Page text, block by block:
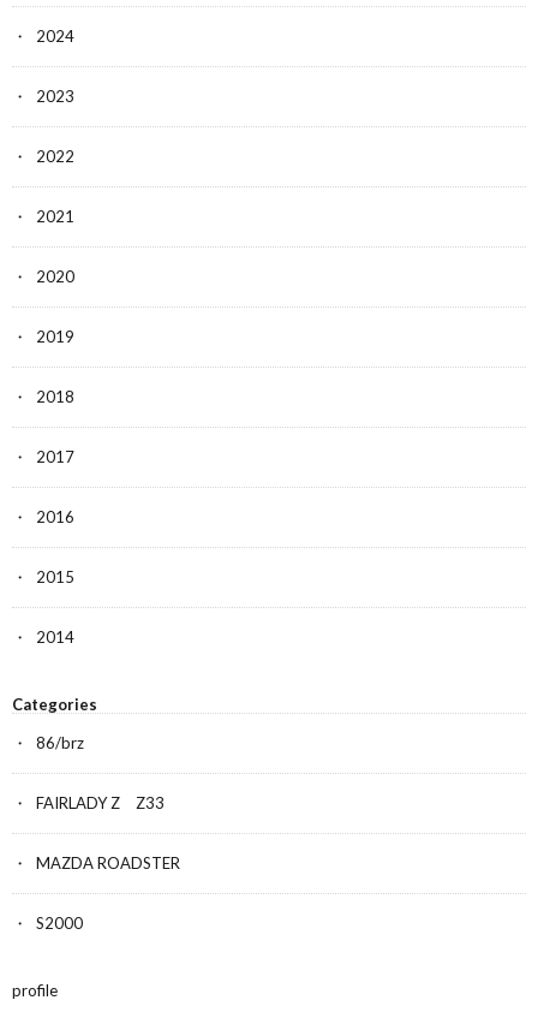
2024
2023
2022
2021
2020
2019
2018
2017
2016
2015
2014
Categories
86/brz
FAIRLADY Z Z33
MAZDA ROADSTER
S2000
profile